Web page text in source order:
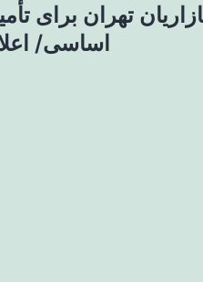
تهران برای
اساسی/